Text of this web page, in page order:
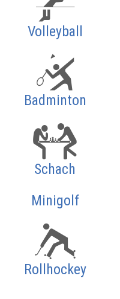
Volleyball
Badminton
Schach
Minigolf
Rollhockey